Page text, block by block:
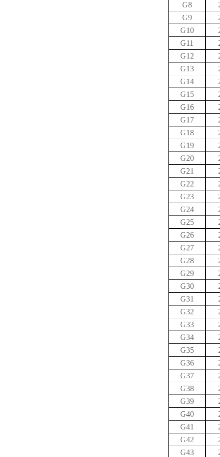
G8
G9
G10
G11
G12
G13
G14
G15
G16
G17
G18
G19
G20
G21
G22
G23
G24
G25
G26
G27
G28
G29
G30
G31
G32
G33
G34
G35
G36
G37
G38
G39
G40
G41
G42
G43